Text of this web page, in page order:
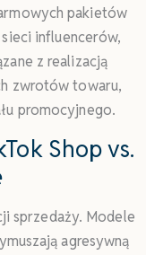
pakietów
influencerów,
z realizacją
zwrotów towaru,
promocyjnego.
Shop vs.
sprzedaży. Modele
agresywną